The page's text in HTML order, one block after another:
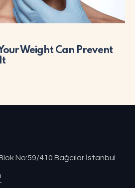
Weight Can Prevent
Blok No:59/410 Bağcılar İstanbul